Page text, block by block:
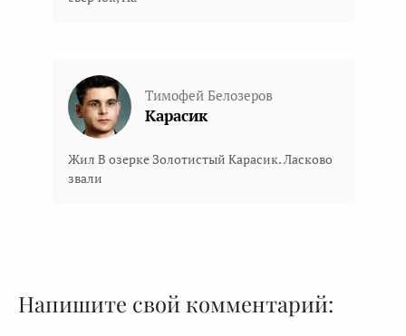
Тимофей Белозеров
Карасик
Жил В озерке Золотистый Kарасик. Ласково
звали
Напишите свой комментарий: